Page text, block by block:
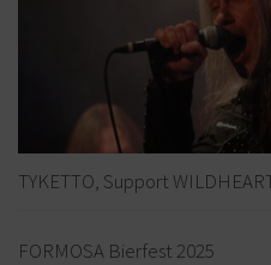
TYKETTO, Support
FORMOSA Bierfest 2025